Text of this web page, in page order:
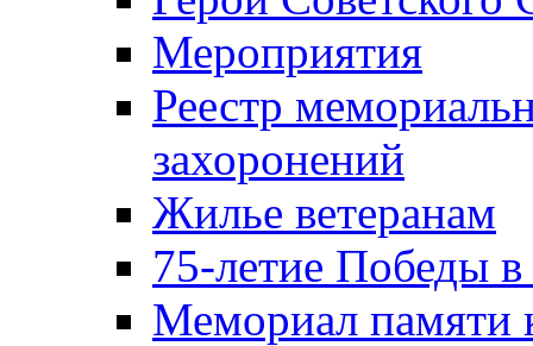
Мероприятия
Реестр
захоронений
Жилье ветеранам
75-летие Победы
Мемориал памяти